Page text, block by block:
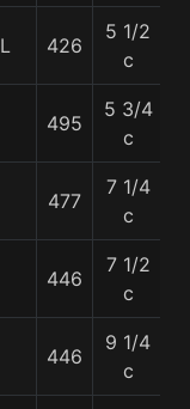
426
5 1/2
c
495
5 3/4
c
477
7 1/4
c
446
7 1/2
c
446
9 1/4
c